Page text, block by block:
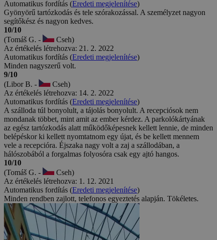
Automatikus fordítás (Eredeti megjelenítése)
Gyönyörű tartózkodás és tele szórakozással. A személyzet nagyon
segítőkész és nagyon kedves.
10/10
(Tomáš G. -
Cseh)
Az értékelés létrehozva: 21. 2. 2022
Automatikus fordítás (Eredeti megjelenítése)
Minden nagyszerű volt.
9/10
(Libor B. -
Cseh)
Az értékelés létrehozva: 14. 2. 2022
Automatikus fordítás (Eredeti megjelenítése)
A szálloda túl bonyolult, a tájolás bonyolult. A recepciósok nem
mondanak többet, mint amit az ember kérdez. A parkolókártyának
az egész tartózkodás alatt működőképesnek kellett lennie, de minden
belépéskor ki kellett nyomtatnom egy újat, és be kellett mennem
vele a recepcióra. Éjszaka nagy volt a zaj a szállodában, a
hálószobából a forgalmas folyosóra csak egy ajtó hangos.
10/10
(Tomáš G. -
Cseh)
Az értékelés létrehozva: 1. 12. 2021
Automatikus fordítás (Eredeti megjelenítése)
Minden rendben zajlott, telefonos egyeztetés alapján. Tökéletes.